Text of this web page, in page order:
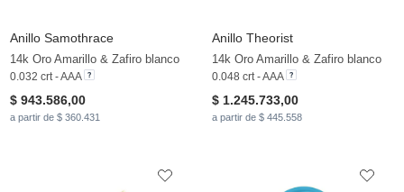
Anillo Samothrace
14k Oro Amarillo & Zafiro blanco
0.032 crt - AAA
$ 943.586,00
a partir de $ 360.431
Anillo Theorist
14k Oro Amarillo & Zafiro blanco
0.048 crt - AAA
$ 1.245.733,00
a partir de $ 445.558